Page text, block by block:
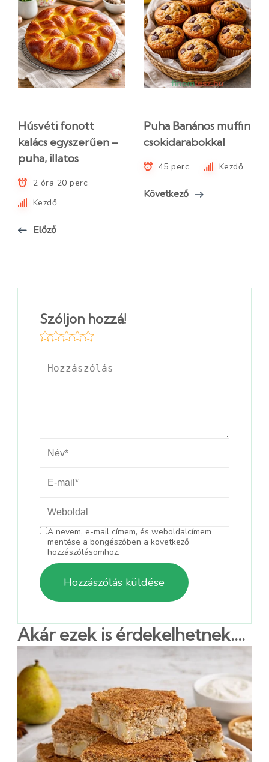
Húsvéti fonott
kalács egyszerűen –
puha, illatos
2 óra 20 perc
Kezdő
Előző
Puha Banános muffin
csokidarabokkal
45 perc Kezdő
Következő
Szóljon hozzá!
A nevem, e-mail címem, és weboldalcímem
mentése a böngészőben a következő
hozzászólásomhoz.
Akár ezek is érdekelhetnek....